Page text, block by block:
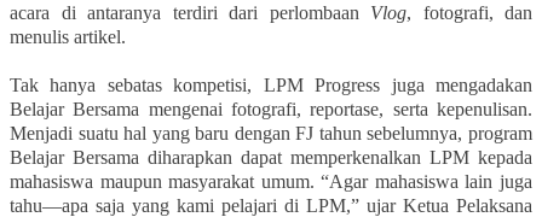
acara di antaranya terdiri dari perlombaan Vlog, fotografi, dan
menulis artikel.
Tak hanya sebatas kompetisi, LPM Progress juga mengadakan
Belajar Bersama mengenai fotografi, reportase, serta kepenulisan.
Menjadi suatu hal yang baru dengan FJ tahun sebelumnya, program
Belajar Bersama diharapkan dapat memperkenalkan LPM kepada
mahasiswa maupun masyarakat umum. “Agar mahasiswa lain juga
tahu—apa saja yang kami pelajari di LPM,” ujar Ketua Pelaksana